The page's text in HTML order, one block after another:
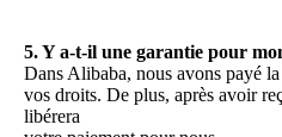
5. Y a-t-il une garantie pour
Dans Alibaba, nous avons payé
vos droits. De plus, après avoir
libérera